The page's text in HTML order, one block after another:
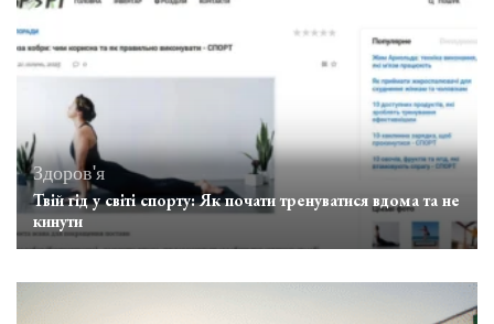
Здоров'я
Твій гід у світі спорту: Як почати тренуватися вдома та не
кинути